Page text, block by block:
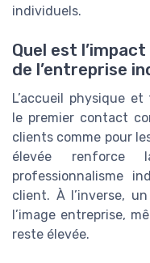
individuels.
Quel est l’impact
de l’entreprise
L’accueil physique
le premier contact
clients comme pour
élevée renforce
professionnalisme
client. À l’inverse,
l’image entreprise,
reste élevée.